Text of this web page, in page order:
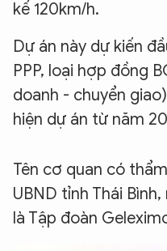
kế 120km/h.
Dự án này dự kiến
PPP, loại hợp đồng
doanh - chuyển
hiện dự án từ năm
Tên cơ quan có
UBND tỉnh Thái
là Tập đoàn